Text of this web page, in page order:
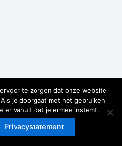
Arie Storm Fotografie
te zorgen dat onze website
je doorgaat met het gebruiken
er vanuit dat je ermee instemt.
Privacystatement